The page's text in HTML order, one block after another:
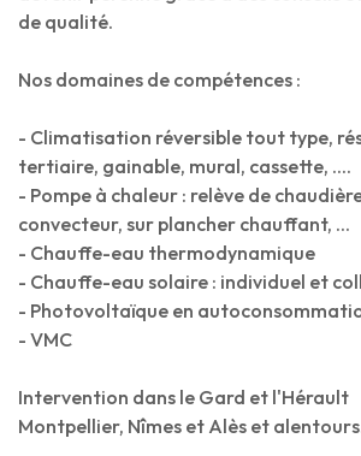
de qualité.
Nos domaines de compétences :
- Climatisation réversible tout type,
tertiaire, gainable, mural, cassette, ....
- Pompe à chaleur : relève de
convecteur, sur plancher chauffant, ...
- Chauffe-eau thermodynamique
- Chauffe-eau solaire : individuel et
- Photovoltaïque en
- VMC
Intervention dans le Gard et l'Hérault
Montpellier, Nîmes et Alès et